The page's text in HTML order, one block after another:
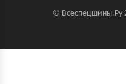
© Всеспецшины.Ру